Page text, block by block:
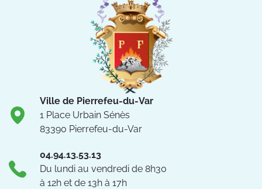
Ville de Pierrefeu-du-Var
1 Place Urbain Sénès
83390 Pierrefeu-du-Var
04.94.13.53.13
Du lundi au vendredi de 8h30
à 12h et de 13h à 17h